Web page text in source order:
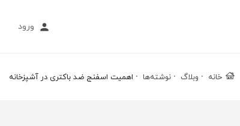
ورود
خانه وبلاگ نوشته‌ها اهمیت اسفنج ضد باکتری در آشپزخانه